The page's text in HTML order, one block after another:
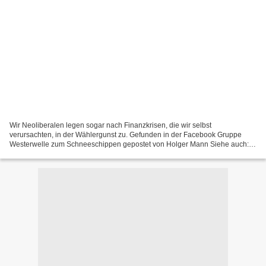
Wir Neoliberalen legen sogar nach Finanzkrisen, die wir selbst
verursachten, in der Wählergunst zu. Gefunden in der Facebook Gruppe
Westerwelle zum Schneeschippen gepostet von Holger Mann Siehe auch: